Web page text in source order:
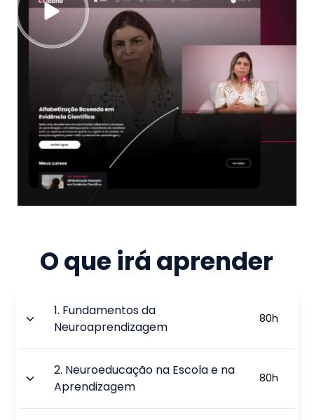
O que irá aprender
1. Fundamentos da
Neuroaprendizagem
80h
2. Neuroeducação na Escola e na
Aprendizagem
80h